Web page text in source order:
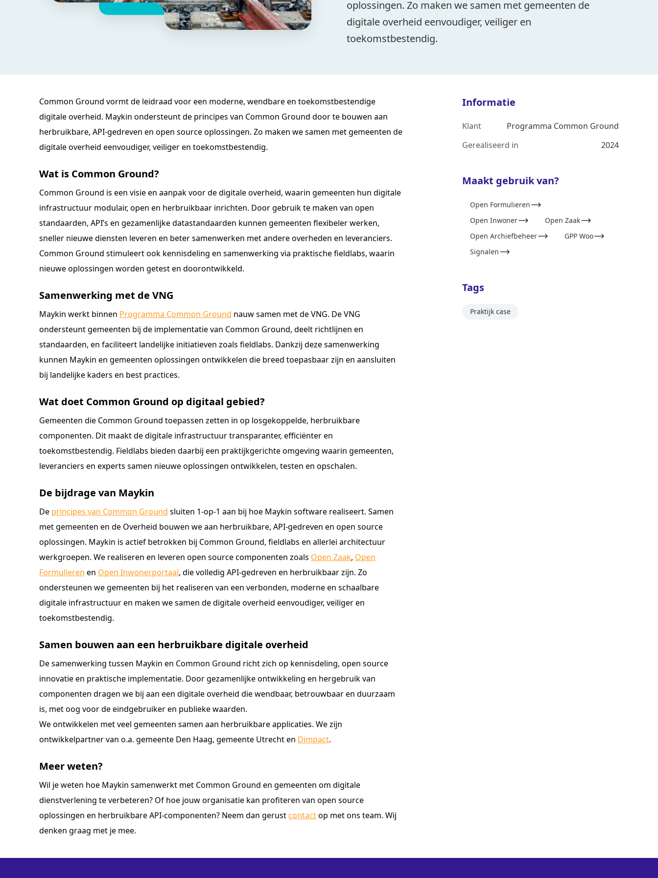
oplossingen. Zo maken we samen met gemeenten de
digitale overheid eenvoudiger, veiliger en
toekomstbestendig.
Common Ground vormt de leidraad voor een moderne, wendbare en toekomstbestendige
digitale overheid. Maykin ondersteunt de principes van Common Ground door te bouwen aan
herbruikbare, API-gedreven en open source oplossingen. Zo maken we samen met gemeenten de
digitale overheid eenvoudiger, veiliger en toekomstbestendig.
Wat is Common Ground?
Common Ground is een visie en aanpak voor de digitale overheid, waarin gemeenten hun digitale
infrastructuur modulair, open en herbruikbaar inrichten. Door gebruik te maken van open
standaarden, API’s en gezamenlijke datastandaarden kunnen gemeenten flexibeler werken,
sneller nieuwe diensten leveren en beter samenwerken met andere overheden en leveranciers.
Common Ground stimuleert ook kennisdeling en samenwerking via praktische fieldlabs, waarin
nieuwe oplossingen worden getest en doorontwikkeld.
Samenwerking met de VNG
Maykin werkt binnen Programma Common Ground nauw samen met de VNG. De VNG
ondersteunt gemeenten bij de implementatie van Common Ground, deelt richtlijnen en
standaarden, en faciliteert landelijke initiatieven zoals fieldlabs. Dankzij deze samenwerking
kunnen Maykin en gemeenten oplossingen ontwikkelen die breed toepasbaar zijn en aansluiten
bij landelijke kaders en best practices.
Wat doet Common Ground op digitaal gebied?
Gemeenten die Common Ground toepassen zetten in op losgekoppelde, herbruikbare
componenten. Dit maakt de digitale infrastructuur transparanter, efficiënter en
toekomstbestendig. Fieldlabs bieden daarbij een praktijkgerichte omgeving waarin gemeenten,
leveranciers en experts samen nieuwe oplossingen ontwikkelen, testen en opschalen.
De bijdrage van Maykin
De principes van Common Ground sluiten 1-op-1 aan bij hoe Maykin software realiseert. Samen
met gemeenten en de Overheid bouwen we aan herbruikbare, API-gedreven en open source
oplossingen. Maykin is actief betrokken bij Common Ground, fieldlabs en allerlei architectuur
werkgroepen. We realiseren en leveren open source componenten zoals Open Zaak, Open
Formulieren en Open Inwonerportaal, die volledig API-gedreven en herbruikbaar zijn. Zo
ondersteunen we gemeenten bij het realiseren van een verbonden, moderne en schaalbare
digitale infrastructuur en maken we samen de digitale overheid eenvoudiger, veiliger en
toekomstbestendig.
Samen bouwen aan een herbruikbare digitale overheid
De samenwerking tussen Maykin en Common Ground richt zich op kennisdeling, open source
innovatie en praktische implementatie. Door gezamenlijke ontwikkeling en hergebruik van
componenten dragen we bij aan een digitale overheid die wendbaar, betrouwbaar en duurzaam
is, met oog voor de eindgebruiker en publieke waarden.
We ontwikkelen met veel gemeenten samen aan herbruikbare applicaties. We zijn
ontwikkelpartner van o.a. gemeente Den Haag, gemeente Utrecht en Dimpact.
Meer weten?
Wil je weten hoe Maykin samenwerkt met Common Ground en gemeenten om digitale
dienstverlening te verbeteren? Of hoe jouw organisatie kan profiteren van open source
oplossingen en herbruikbare API-componenten? Neem dan gerust contactop met ons team. Wij
denken graag met je mee.
Informatie
Klant
Programma Common Ground
Gerealiseerd in
2024
Maakt gebruik van?
Open Formulieren
Open Inwoner
Open Zaak
Open Archiefbeheer
GPP Woo
Signalen
Tags
Praktijk case